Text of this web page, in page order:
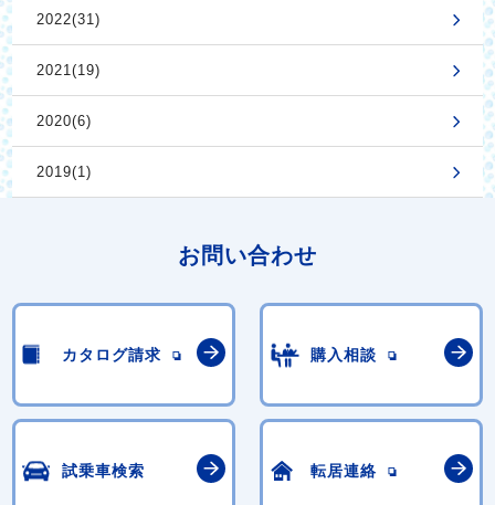
2022(31)
2021(19)
2020(6)
2019(1)
お問い合わせ
カタログ請求 購入相談
試乗車検索 転居連絡